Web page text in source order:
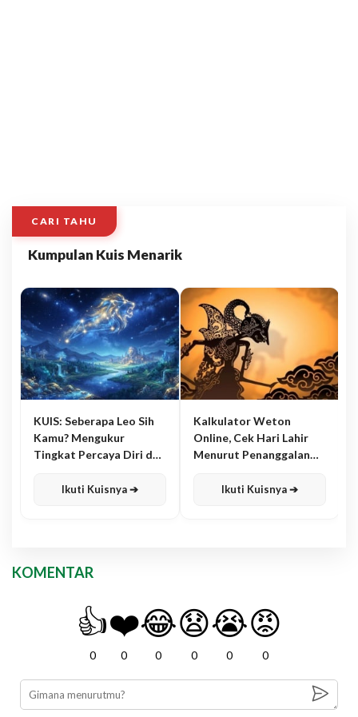
CARI TAHU
Kumpulan Kuis Menarik
KUIS: Seberapa Leo Sih
Kamu? Mengukur
Tingkat Percaya Diri dan
Ikuti Kuisnya ➔
Kalkulator Weton
Online, Cek Hari Lahir
Menurut Penanggalan
Ikuti Kuisnya ➔
KOMENTAR
👍
0
❤️
0
😂
0
😧
0
😭
0
😡
0